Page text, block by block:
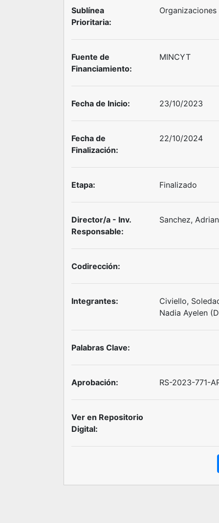
Sublínea
Prioritaria:
Fuente de
Financiamiento:
MINCYT
Fecha de Inicio: 23/10/2023
Fecha de
Finalización:
22/10/2024
Etapa: Finalizado
Director/a - Inv.
Responsable:
Sanchez,
Codirección:
Integrantes:
Civiello,
Nadia Ayelen
Palabras Clave:
Aprobación: RS-2023-771-
Ver en Repositorio
Digital: